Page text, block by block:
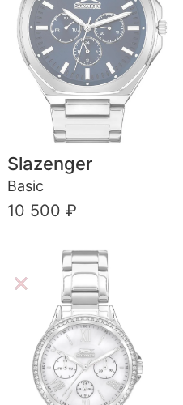
Slazenger
Basic
10 500 ₽